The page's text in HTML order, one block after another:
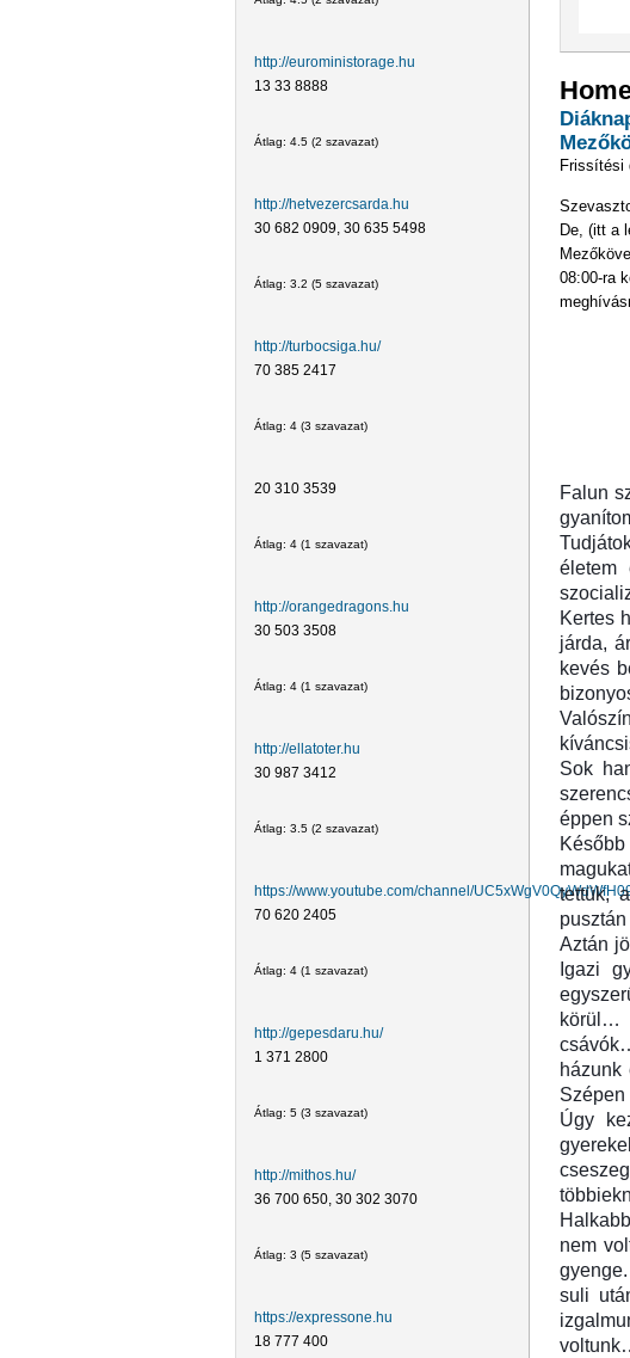
http://euroministorage.hu
13 33 8888
Átlag: 4.5 (2 szavazat)
http://hetvezercsarda.hu
30 682 0909, 30 635 5498
Átlag: 3.2 (5 szavazat)
http://turbocsiga.hu/
70 385 2417
Átlag: 4 (3 szavazat)
20 310 3539
Átlag: 4 (1 szavazat)
http://orangedragons.hu
30 503 3508
Átlag: 4 (1 szavazat)
http://ellatoter.hu
30 987 3412
Átlag: 3.5 (2 szavazat)
https://www.youtube.com/channel/
70 620 2405
Átlag: 4 (1 szavazat)
http://gepesdaru.hu/
1 371 2800
Átlag: 5 (3 szavazat)
http://mithos.hu/
36 700 650, 30 302 3070
Átlag: 3 (5 szavazat)
https://expressone.hu
18 777 400
Frissítési
De, (itt a
08:00-ra
Falun
életem
Kertes
járda,
kevés
Sok
éppen
tettük,
Aztán
Igazi
körül…
Szépen
Úgy
nem
suli